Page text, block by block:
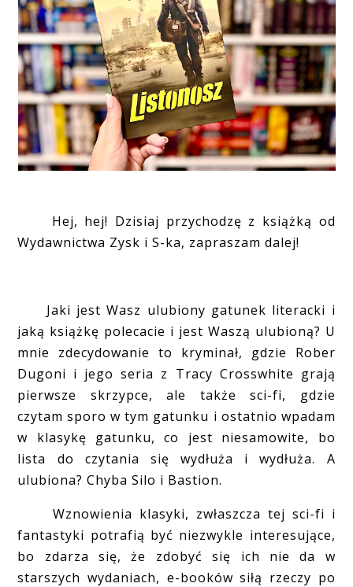
Hej, hej! Dzisiaj przychodzę z książką od
Wydawnictwa Zysk i S-ka, zapraszam dalej!
Jaki jest Wasz ulubiony gatunek literacki i
jaką książkę polecacie i jest Waszą ulubioną? U
mnie zdecydowanie to kryminał, gdzie Rober
Dugoni i jego seria z Tracy Crosswhite grają
pierwsze skrzypce, ale także sci-fi, gdzie
czytam sporo w tym gatunku i ostatnio wpadam
w klasykę gatunku, co jest niesamowite, bo
lista do czytania się wydłuża i wydłuża. A
ulubiona? Chyba Silo i Bastion.
Wznowienia klasyki, zwłaszcza tej sci-fi i
fantastyki potrafią być niezwykle interesujące,
bo zdarza się, że zdobyć się ich nie da w
starszych wydaniach, e-booków siłą rzeczy po